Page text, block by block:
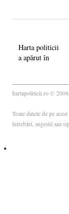
Harta politicii
a apărut în
hartapoliticii.ro ©
Toate datele de pe
întrebări, sugestii sau